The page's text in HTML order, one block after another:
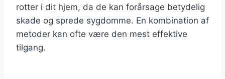
rotter i dit hjem, da de kan forårsage betydelig
skade og sprede sygdomme. En kombination af
metoder kan ofte være den mest effektive
tilgang.